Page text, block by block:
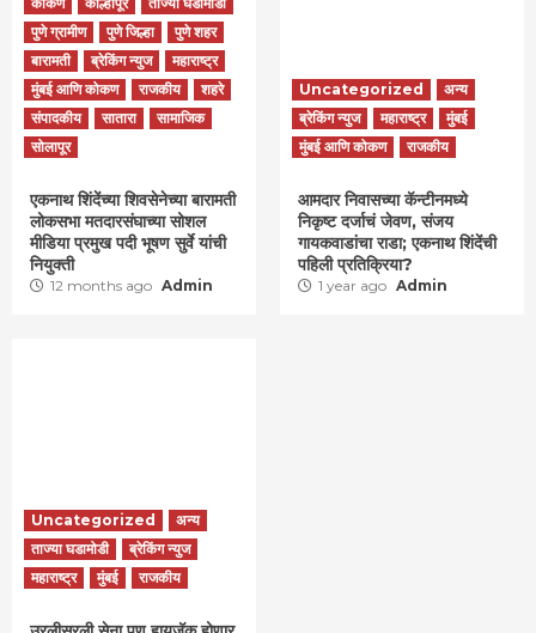
पुणे ग्रामीण
पुणे जिल्हा
पुणे शहर
बारामती
ब्रेकिंग न्युज
महाराष्ट्र
मुंबई आणि कोकण
राजकीय
शहरे
संपादकीय
सातारा
सामाजिक
सोलापूर
एकनाथ शिंदेंच्या शिवसेनेच्या बारामती
लोकसभा मतदारसंघाच्या सोशल
मीडिया प्रमुख पदी भूषण सुर्वे यांची
नियुक्ती
12 months ago Admin
Uncategorized
अन्य
ब्रेकिंग न्युज
महाराष्ट्र
मुंबई
मुंबई आणि कोकण
राजकीय
आमदार निवासच्या कॅन्टीनमध्ये
निकृष्ट दर्जाचं जेवण, संजय
गायकवाडांचा राडा; एकनाथ शिंदेंची
पहिली प्रतिक्रिया?
1 year ago Admin
Uncategorized
अन्य
ताज्या घडामोडी
ब्रेकिंग न्युज
महाराष्ट्र
मुंबई राजकीय